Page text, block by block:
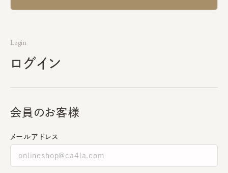
Login
ログイン
会員のお客様
メールアドレス